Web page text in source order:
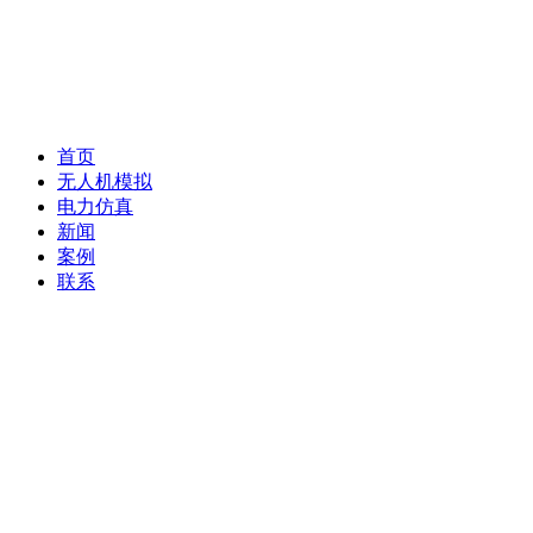
首页
无人机模拟
电力仿真
新闻
案例
联系